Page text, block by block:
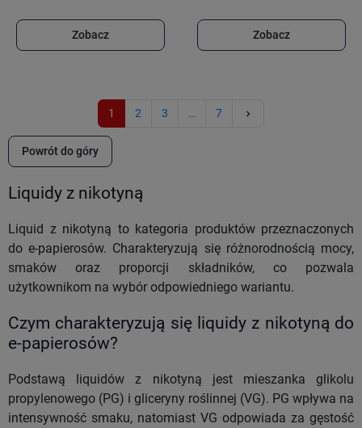
Zobacz Zobacz
1 2 3 … 7 keyboard_arrow_right
Powrót do góry
Liquidy z nikotyną
Liquid z nikotyną to kategoria produktów przeznaczonych
do e-papierosów. Charakteryzują się różnorodnością mocy,
smaków oraz proporcji składników, co pozwala
użytkownikom na wybór odpowiedniego wariantu.
Czym charakteryzują się liquidy z nikotyną do
e-papierosów?
Podstawą liquidów z nikotyną jest mieszanka glikolu
propylenowego (PG) i gliceryny roślinnej (VG). PG wpływa na
intensywność smaku, natomiast VG odpowiada za gęstość